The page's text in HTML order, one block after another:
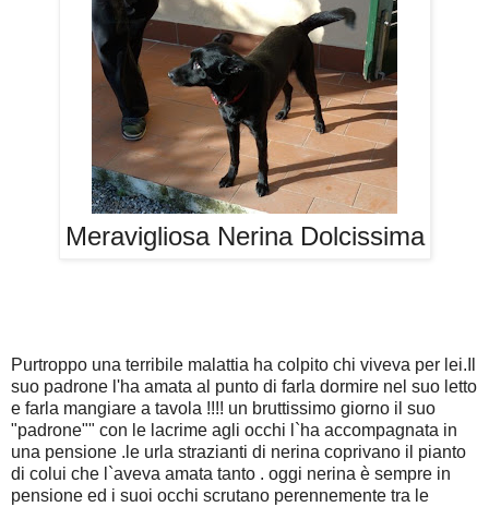
Meravigliosa Nerina Dolcissima
Purtroppo una terribile malattia ha colpito chi viveva per lei.Il
suo padrone l'ha amata al punto di farla dormire nel suo letto
e farla mangiare a tavola !!!! un bruttissimo giorno il suo
"padrone"" con le lacrime agli occhi l`ha accompagnata in
una pensione .le urla strazianti di nerina coprivano il pianto
di colui che l`aveva amata tanto . oggi nerina è sempre in
pensione ed i suoi occhi scrutano perennemente tra le